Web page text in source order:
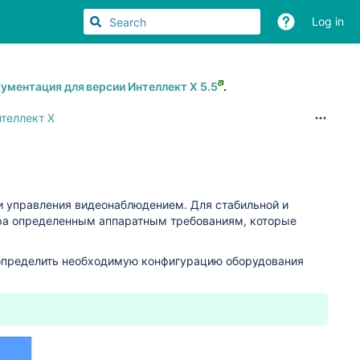
Log in
для версии Интеллект Х 5.5 .
X
видеонаблюдением. Для стабильной и
определенным аппаратным требованиям, которые
необходимую конфигурацию оборудования